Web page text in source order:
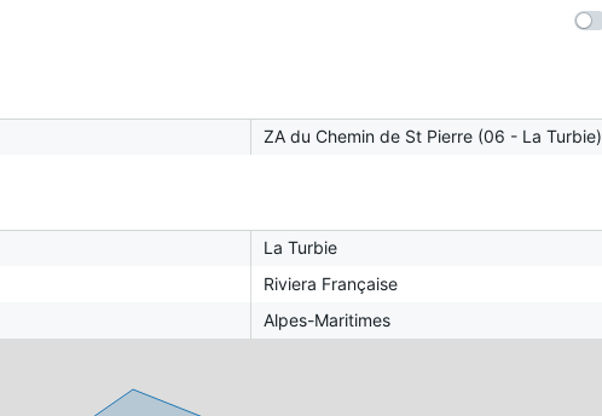
ZA du Chemin de St Pierre (06 - La Turbie)
La Turbie
Riviera Française
Alpes-Maritimes